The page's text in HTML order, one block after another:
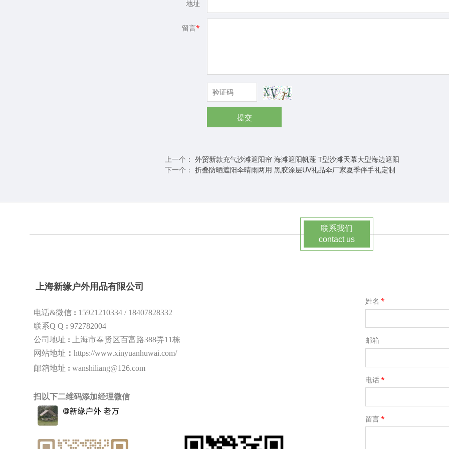
地址
留言*
提交
上一个： 外贸新款充气沙滩遮阳帘 海滩遮阳帆蓬 T型沙滩天幕大型海边遮阳
下一个： 折叠防晒遮阳伞晴雨两用 黑胶涂层UV礼品伞厂家夏季伴手礼定制
联系我们
contact us
上海新缘户外用品有限公司
电话&微信 : 15921210334 / 18407828332
联系Q Q : 972782004
公司地址 :
上海市奉贤区百富路388弄11栋
网站地址 ： https://www.xinyuanhuwai.com/
邮箱地址 : wanshiliang@126.com
扫以下二维码添加经理微信
姓名 *
邮箱
电话*
留言*